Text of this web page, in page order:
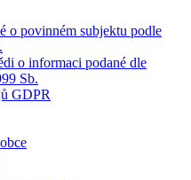
o povinném subjektu podle
o informaci podané dle
Sb.
GDPR